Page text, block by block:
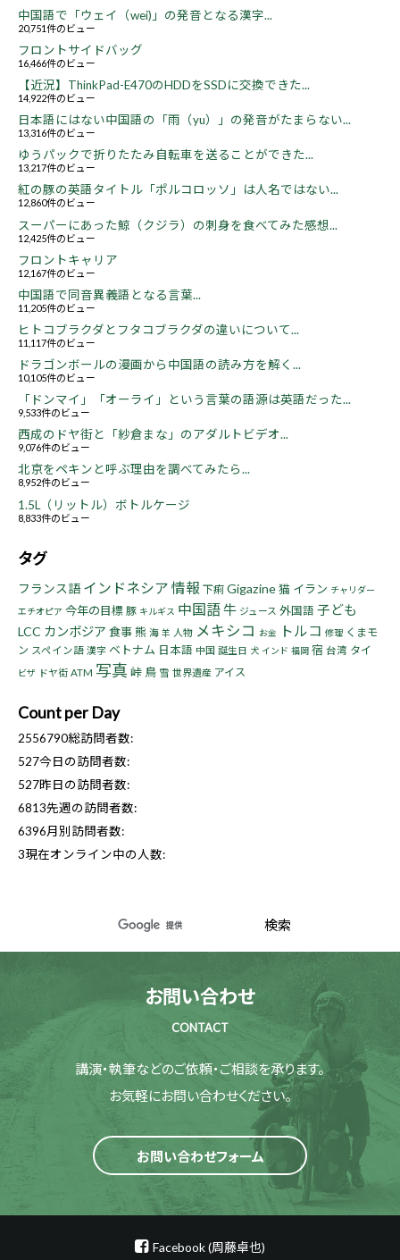
中国語で「ウェイ（wei)」の発音となる漢字...
20,751件のビュー
フロントサイドバッグ
16,466件のビュー
【近況】ThinkPad-E470のHDDをSSDに交換できた...
14,922件のビュー
日本語にはない中国語の「雨（yu）」の発音がたまらない...
13,316件のビュー
ゆうパックで折りたたみ自転車を送ることができた...
13,217件のビュー
紅の豚の英語タイトル「ポルコロッソ」は人名ではない...
12,860件のビュー
スーパーにあった鯨（クジラ）の刺身を食べてみた感想...
12,425件のビュー
フロントキャリア
12,167件のビュー
中国語で同音異義語となる言葉...
11,205件のビュー
ヒトコブラクダとフタコブラクダの違いについて...
11,117件のビュー
ドラゴンボールの漫画から中国語の読み方を解く...
10,105件のビュー
「ドンマイ」「オーライ」という言葉の語源は英語だった...
9,533件のビュー
西成のドヤ街と「紗倉まな」のアダルトビデオ...
9,076件のビュー
北京をペキンと呼ぶ理由を調べてみたら...
8,952件のビュー
1.5L（リットル）ボトルケージ
8,833件のビュー
タグ
フランス語 インドネシア 情報 下痢 Gigazine猫 イラン チャリダー
エチオピア 今年の目標 豚 キルギス 中国語牛 ジュース 外国語 子ども
LCC カンボジア 食事熊 海 羊 人物 メキシコ お金 トルコ 修理 くまモ
ン スペイン語 漢字 ベトナム 日本語 中国 誕生日 犬 インド 福岡 宿 台湾 タイ
ビザ ドヤ街 ATM 写真 峠 鳥 雪 世界遺産 アイス
Count per Day
2556790総訪問者数:
527今日の訪問者数:
527昨日の訪問者数:
6813先週の訪問者数:
6396月別訪問者数:
3現在オンライン中の人数:
お問い合わせ
CONTACT
講演・執筆などのご依頼・ご相談を承ります。
お気軽にお問い合わせください。
お問い合わせフォーム
Facebook (周藤卓也)